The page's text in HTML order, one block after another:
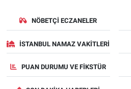
NÖBETÇI ECZANELER
İSTANBUL NAMAZ VAKITLERI
PUAN DURUMU VE FIKSTÜR